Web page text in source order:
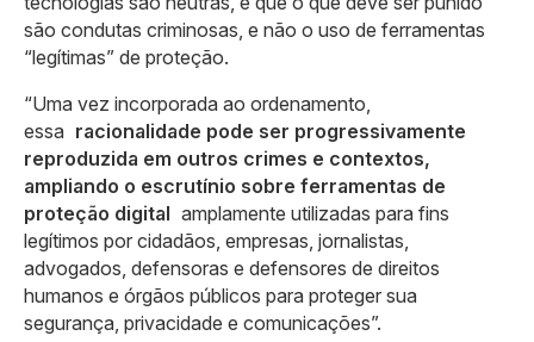
são condutas criminosas, e não o uso de ferramentas
“legítimas” de proteção.
“Uma vez incorporada ao ordenamento,
essa racionalidade pode ser progressivamente
reproduzida em outros crimes e contextos,
ampliando o escrutínio sobre ferramentas de
proteção digital amplamente utilizadas para fins
legítimos por cidadãos, empresas, jornalistas,
advogados, defensoras e defensores de direitos
humanos e órgãos públicos para proteger sua
segurança, privacidade e comunicações”.